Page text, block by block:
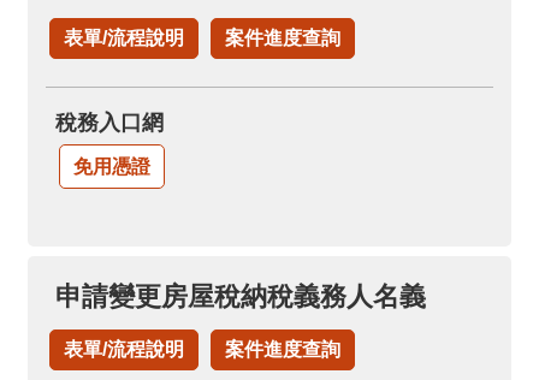
表單/流程說明 案件進度查詢
稅務入口網
免用憑證
申請變更房屋稅納稅義務人名義
表單/流程說明 案件進度查詢